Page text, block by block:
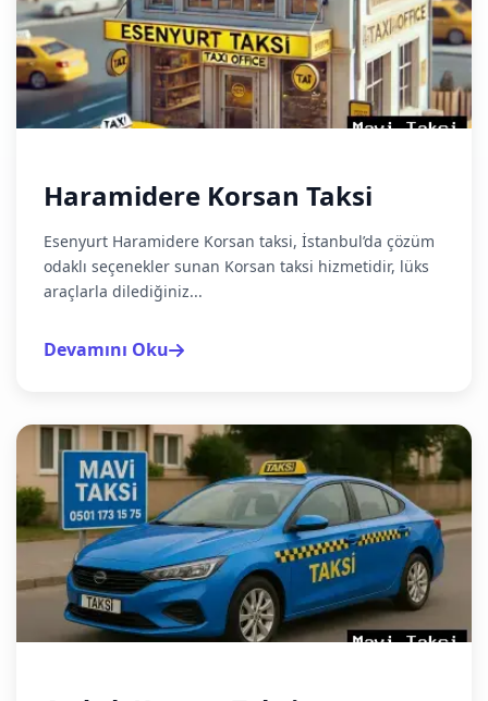
Haramidere Korsan Taksi
Esenyurt Haramidere Korsan taksi, İstanbul’da çözüm
odaklı seçenekler sunan Korsan taksi hizmetidir, lüks
araçlarla dilediğiniz...
Devamını Oku